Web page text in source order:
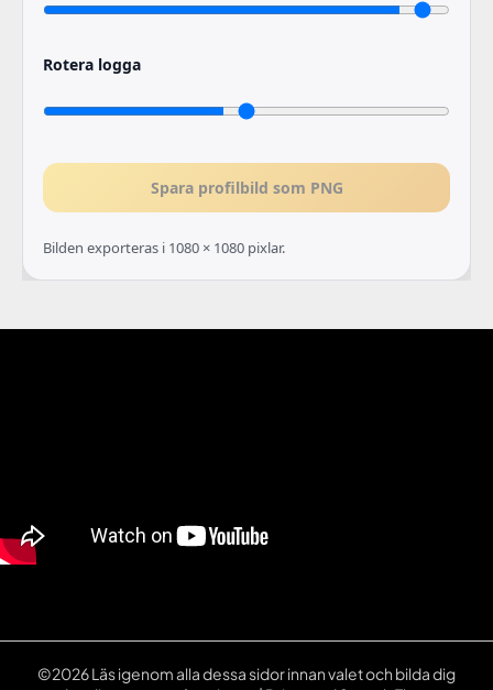
Rotera logga
Spara profilbild som PNG
Bilden exporteras i 1080 × 1080 pixlar.
©2026 Läs igenom alla dessa sidor innan valet och bilda dig